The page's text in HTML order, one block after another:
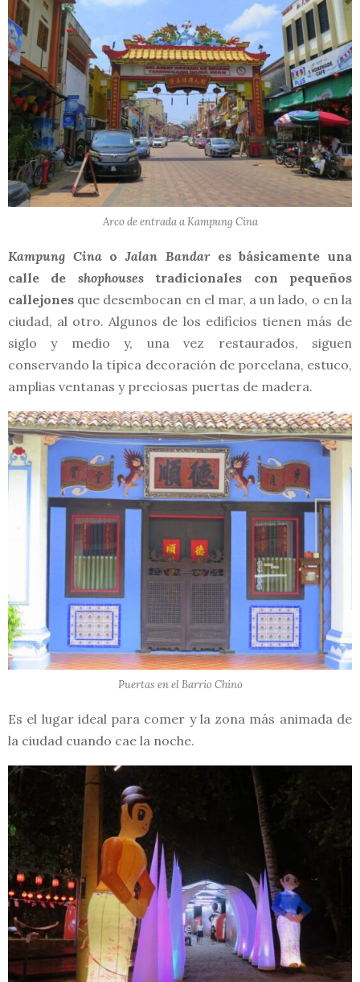
Arco de entrada a Kampung Cina
Kampung CinaoJalan Bandares básicamente una
calle de shophousestradicionales con pequeños
callejones que desembocan en el mar, a un lado, o en la
ciudad, al otro. Algunos de los edificios tienen más de
siglo y medio y, una vez restaurados, siguen
conservando la típica decoración de porcelana, estuco,
amplias ventanas y preciosas puertas de madera.
Puertas en el Barrio Chino
Es el lugar ideal para comer y la zona más animada de
la ciudad cuando cae la noche.